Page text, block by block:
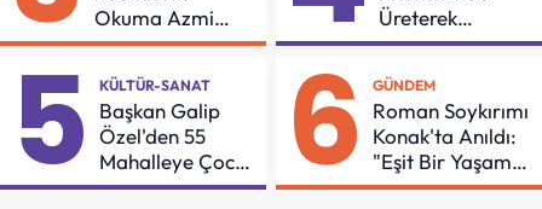
Okuma Azmi
Örnek Oldu
Üreterek
Güçleniyorlar
5 KÜLTÜR-SANAT
Başkan Galip
Özel'den 55
Mahalleye Çocuk
Şenliği
6 GÜNDEM
Roman Soykırımı
Konak'ta Anıldı:
"Eşit Bir Yaşam
İçin Mücadeleyi